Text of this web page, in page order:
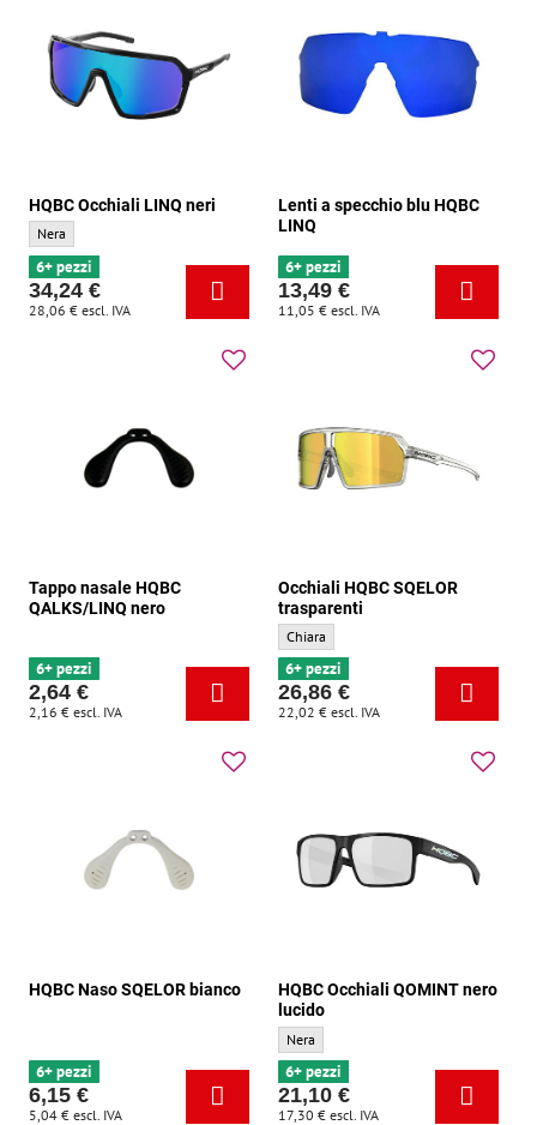
HQBC Occhiali LINQ neri
HQBC Occhiali LINQ neri - Colore di base:
Nera
6+ pezzi
34,24 €
28,06 € escl. IVA
Lenti a specchio blu HQBC
LINQ
6+ pezzi
13,49 €
11,05 € escl. IVA
Tappo nasale HQBC
QALKS/LINQ nero
6+ pezzi
2,64 €
2,16 € escl. IVA
Occhiali HQBC SQELOR
trasparenti
Occhiali HQBC SQELOR trasparenti -
Chiara
6+ pezzi
26,86 €
22,02 € escl. IVA
HQBC Naso SQELOR bianco
6+ pezzi
6,15 €
5,04 € escl. IVA
HQBC Occhiali QOMINT nero
lucido
HQBC Occhiali QOMINT nero lucido -
Nera
6+ pezzi
21,10 €
17,30 € escl. IVA